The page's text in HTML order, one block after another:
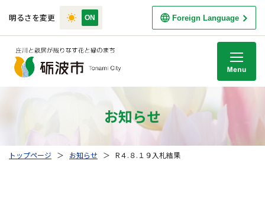
明るさを変更 Foreign Language
お知らせ
トップページ ＞ お知らせ ＞ R４.８.１９入札結果